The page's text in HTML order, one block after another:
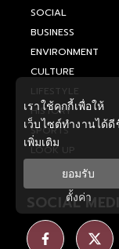
SOCIAL
BUSINESS
ENVIRONMENT
CULTURE
LIFESTYLE
HISTORY
SPORTS
LOOK UP
SOCIAL
เราใช้คุกกี้เพื่อให้
เว็บไซต์ทำงานได้
เพิ่มเติม
ยอมรับ
ตั้งค่า